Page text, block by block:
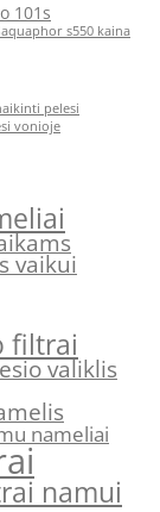
101s
aquaphor s550 kaina
pelesi
vonioje
vaikui
filtrai
valiklis
nameliai
namui